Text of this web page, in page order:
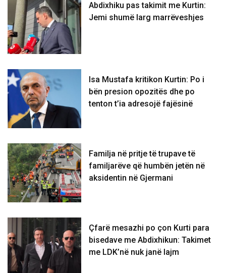
Abdixhiku pas takimit me Kurtin:
Jemi shumë larg marrëveshjes
Isa Mustafa kritikon Kurtin: Po i
bën presion opozitës dhe po
tenton t’ia adresojë fajësinë
​Familja në pritje të trupave të
familjarëve që humbën jetën në
aksidentin në Gjermani
Çfarë mesazhi po çon Kurti para
bisedave me Abdixhikun: Takimet
me LDK’në nuk janë lajm